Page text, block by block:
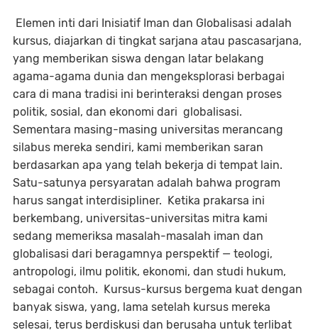
Elemen inti dari Inisiatif Iman dan Globalisasi adalah
kursus, diajarkan di tingkat sarjana atau pascasarjana,
yang memberikan siswa dengan latar belakang
agama-agama dunia dan mengeksplorasi berbagai
cara di mana tradisi ini berinteraksi dengan proses
politik, sosial, dan ekonomi dari globalisasi.
Sementara masing-masing universitas merancang
silabus mereka sendiri, kami memberikan saran
berdasarkan apa yang telah bekerja di tempat lain.
Satu-satunya persyaratan adalah bahwa program
harus sangat interdisipliner. Ketika prakarsa ini
berkembang, universitas-universitas mitra kami
sedang memeriksa masalah-masalah iman dan
globalisasi dari beragamnya perspektif — teologi,
antropologi, ilmu politik, ekonomi, dan studi hukum,
sebagai contoh. Kursus-kursus bergema kuat dengan
banyak siswa, yang, lama setelah kursus mereka
selesai, terus berdiskusi dan berusaha untuk terlibat